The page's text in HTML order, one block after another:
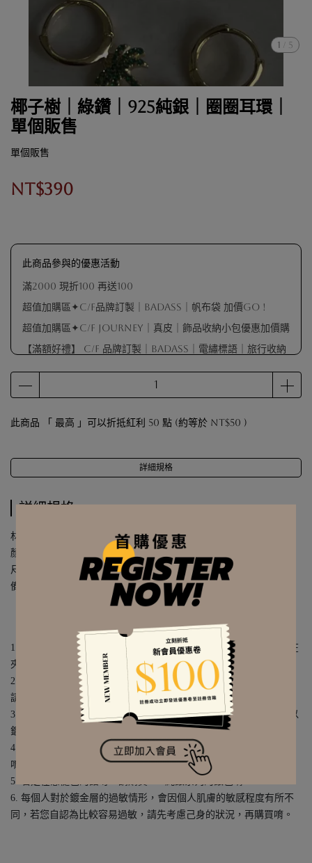
1 5
椰子樹｜綠鑽｜925純銀｜圈圈耳環｜
單個販售
單個販售
NT$390
此商品參與的優惠活動
滿2000 現折100 再送100
超值加購區✦C/F品牌訂製｜BADASS｜帆布袋 加價GO !
超值加購區✦C/F Journey｜真皮｜飾品收納小包優惠加價購
【滿額好禮】 C/F 品牌訂製｜BADASS｜電繡標語｜旅行收納
【滿額好禮】品牌擦拭布（數量有限 贈完為止）
【滿額好禮】 C/F 品牌訂製｜麂皮袋（顏色隨機出貨）
此商品 「 最高 」可以折抵紅利 50 點 (約等於 NT$50 )
詳細規格
詳細規格
材質 | 925純銀 / 鍍真金 / 鋯石
顏色 | 金色
尺寸｜約 1.1 x 1.1 cm 墜飾約 1.1 x 0.8 cm
備註｜
1. 925純銀飾品不會生鏽、洗澡洗手都可以佩戴；不佩戴時，可以在
夾鏈袋中，夾鏈袋會與空氣隔絕，來防止氧化變色唷。
2. 若是購買925純銀+鍍金（金色）的款式，就如同鍍金飾品一樣，
請盡量減少與水、汗水、化妝品或藥劑等...接觸唷。
3. 金色的925純銀飾品，是純銀當基底材質，再加上表面鍍金，所以
鍍金層本身，還是會隨著配戴的時間而逐漸褪色唷。
4. 請注意！購買純銀鍍金款式，若因配戴後褪色，是無法退換貨的
唷。
5. 若是在意褪色的話呀，請購買 925純銀系列的銀色唷。
6. 每個人對於鍍金層的過敏情形，會因個人肌膚的敏感程度有所不
同，若您自認為比較容易過敏，請先考慮己身的狀況，再購買唷。